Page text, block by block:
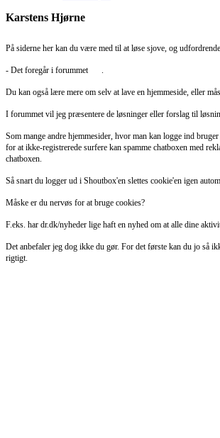
Karstens Hjørne
På siderne her kan du være med til at løse sjove, og
- Det foregår i forummet .
Du kan også lære mere om selv at lave en hjemmeside, eller
I forummet vil jeg præsentere de løsninger eller forslag til
Som mange andre hjemmesider, hvor man kan logge ind
for at ikke-registrerede surfere kan spamme chatboxen med
chatboxen.
Så snart du logger ud i Shoutbox'en slettes cookie'en igen
Måske er du nervøs for at bruge cookies?
F.eks. har dr.dk/nyheder lige haft en nyhed om at alle dine
Det anbefaler jeg dog ikke du gør. For det første kan du jo så
rigtigt.